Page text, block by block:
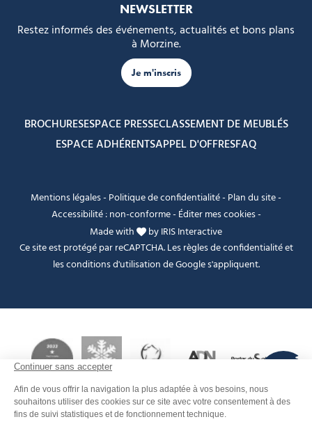
NEWSLETTER
Restez informés des événements, actualités et bons plans
à Morzine.
Je m'inscris
BROCHURESESPACE PRESSECLASSEMENT DE MEUBLÉS
ESPACE ADHÉRENTSAPPEL D'OFFRESFAQ
Mentions légales- Politique de confidentialité- Plan du site-
Accessibilité : non-conforme- Éditer mes cookies-
Made with
byIRIS Interactive
Ce site est protégé par reCAPTCHA. Lesrègles de confidentialitéet
lesconditions d'utilisationde Google s'appliquent.
FANFOUÉ